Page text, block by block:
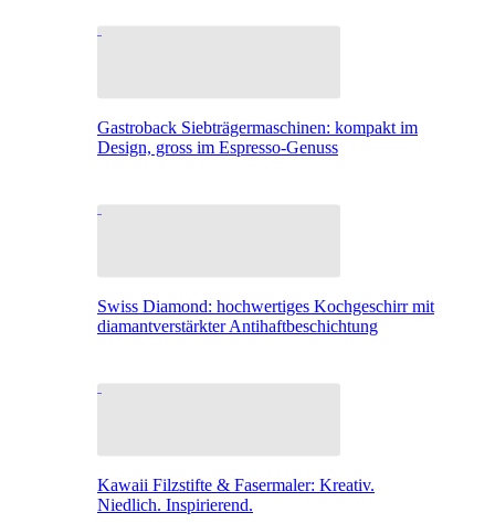
Gastroback Siebträgermaschinen: kompakt im
Design, gross im Espresso-Genuss
Swiss Diamond: hochwertiges Kochgeschirr mit
diamantverstärkter Antihaftbeschichtung
Kawaii Filzstifte & Fasermaler: Kreativ.
Niedlich. Inspirierend.